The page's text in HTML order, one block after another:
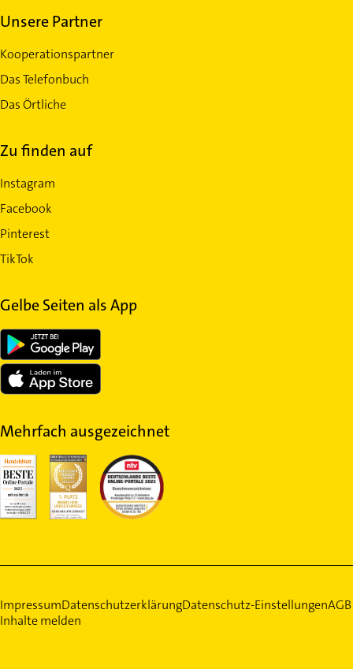
Unsere Partner
Kooperationspartner
Das Telefonbuch
Das Örtliche
Zu finden auf
Instagram
Facebook
Pinterest
TikTok
Gelbe Seiten als App
Mehrfach ausgezeichnet
ImpressumDatenschutzerklärungDatenschutz-EinstellungenAGB
Inhalte melden